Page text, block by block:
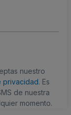
nuestro
privacidad. Es
de nuestra
momento.